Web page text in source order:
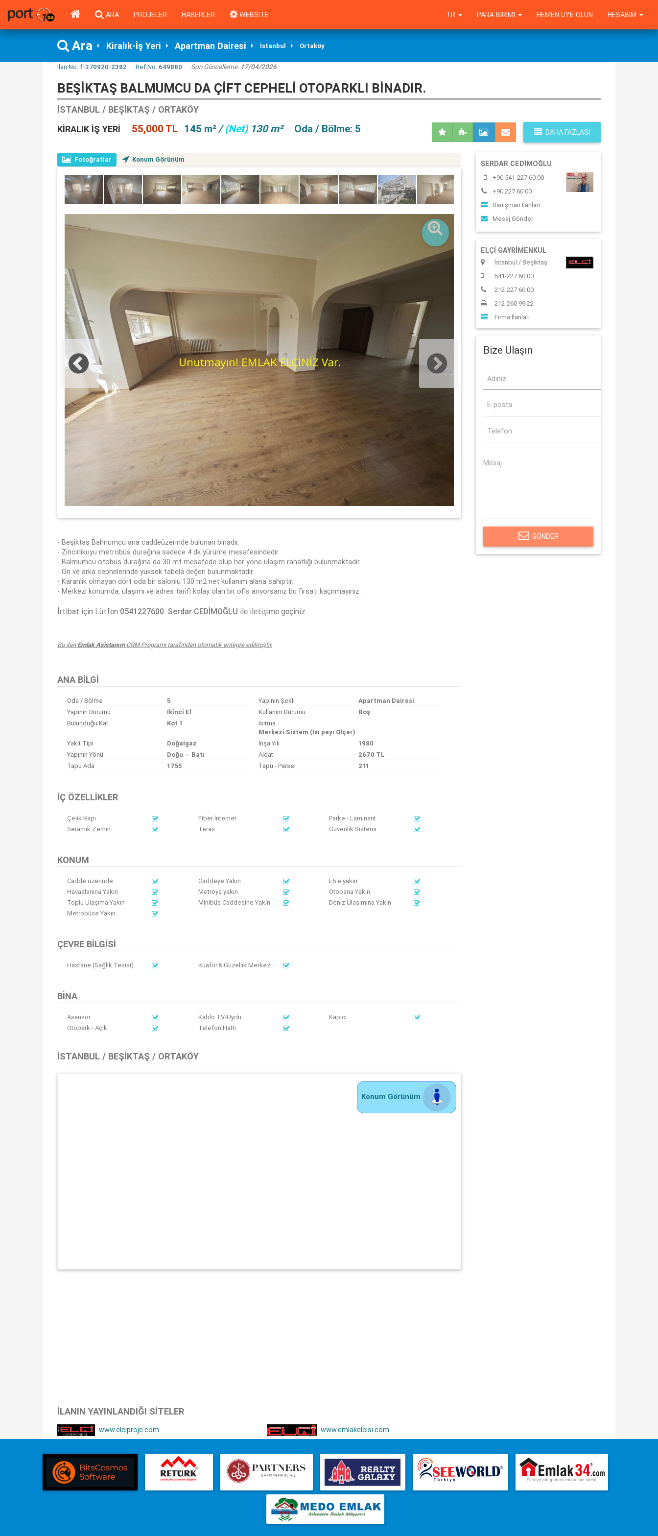
ARA PROJELER HABERLER WEBSITE HESABIM
HEMEN ÜYE OLUN
PARA BIRIMI
TR
Ara Kiralık-İş Yeri Apartman Dairesi İstanbul Ortaköy
İlan No: f-370920-2382 Ref.No: 649880 Son Güncelleme: 17/04/2026
BEŞIKTAŞ BALMUMCU DA ÇIFT CEPHELI OTOPARKLI BINADIR.
İSTANBUL / BEŞIKTAŞ / ORTAKÖY
KIRALIK İŞ YERI
55,000 TL 145 m²/(Net)130 m² Oda / Bölme: 5 DAHA FAZLASI
Fotoğraflar Konum Görünüm
- Beşiktaş Balmumcu ana caddeüzerinde bulunan binadır.
- Zincirlikuyu metrobüs durağına sadece 4 dk yürüme mesafesindedir.
- Balmumcu otobüs durağına da 30 mt mesafede olup her yöne ulaşım rahatlığı bulunmaktadır.
- Ön ve arka cephelerinde yüksek tabela değeri bulunmaktadır.
- Karanlık olmayan dört oda bir salonlu 130 m2 net kullanım alana sahiptir.
- Merkezi konumda, ulaşımı ve adres tarifi kolay olan bir ofis arıyorsanız bu firsatı kaçırmayınız.
İrtibat için Lütfen 0541227600 Serdar CEDİMOĞLU ile iletişime geçiniz.
Bu ilanEmlak AsistanımCRM Programı tarafından otomatik entegre edilmiştir.
ANA BILGI
Oda / Bölme 5 Yapının Şekli
Apartman Dairesi
Yapının Durumu
Ikinci El Kullanım Durumu
Boş
Bulunduğu Kat
Kot 1
Isıtma
Merkezi Sistem (Isı payı Ölçer)
Yakıt Tipi
Doğalgaz İnşa Yılı
1980
Yapının Yönü
Doğu Batı Aidat
2670 TL
Tapu Ada
1755 Tapu - Parsel 211
İÇ ÖZELLIKLER
Çelik Kapı Fiber İnternet
Parke - Laminant
Seramik Zemin
Teras Güvenlik Sistemi
KONUM
Cadde üzerinde Caddeye Yakin
E5 e yakın
Havaalanına Yakın
Metroya yakın
Otobana Yakın
Toplu Ulaşıma Yakın
Minibüs Caddesine Yakin
Deniz Ulaşımına Yakın
Metrobüse Yakın
ÇEVRE BILGISI
Hastane (Sağlık Tesisi) Kuaför & Güzellik Merkezi
BINA
Asansör Kablo TV-Uydu
Kapıcı
Otopark - Açık
Telefon Hattı
İSTANBUL / BEŞIKTAŞ / ORTAKÖY
Konum Görünüm
İLANIN YAYINLANDIĞI SITELER
www.elciproje.com www.emlakelcisi.com
SERDAR CEDIMOĞLU
+90 541-227 60 00
+90 227 60 00
Danışman İlanları
Mesaj Gönder
ELÇİ GAYRİMENKUL
İstanbul / Beşiktaş
541-227 60 00
212-227 60 00
212-260 99 22
Firma İlanları
Bize Ulaşın
GÖNDER